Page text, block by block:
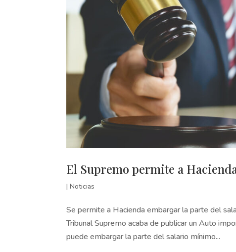
El Supremo permite a
|Noticias
Se permite a Hacienda embargar la parte del
Tribunal Supremo acaba de publicar un Auto
puede embargar la parte del salario mínimo...